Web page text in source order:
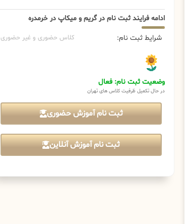
ادامه فرایند ثبت نام در گریم و میکاپ در خرمدره
شرایط ثبت نام: کلاس حضوری و غیر حضوری
وضعیت ثبت نام: فعال
در حال تکمیل ظرفیت کلاس های تهران
ثبت نام آموزش حضوری
ثبت نام آموزش آنلاین